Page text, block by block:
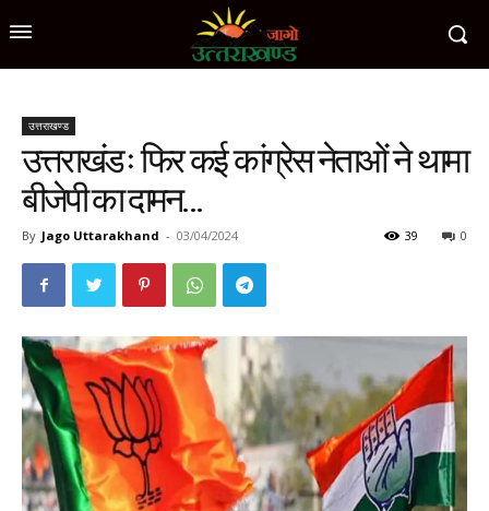
उत्तराखण्ड
उत्तराखंडः फिर कई कांग्रेस नेताओं ने थामा
बीजेपी का दामन…
By Jago Uttarakhand - 03/04/2024 0
39